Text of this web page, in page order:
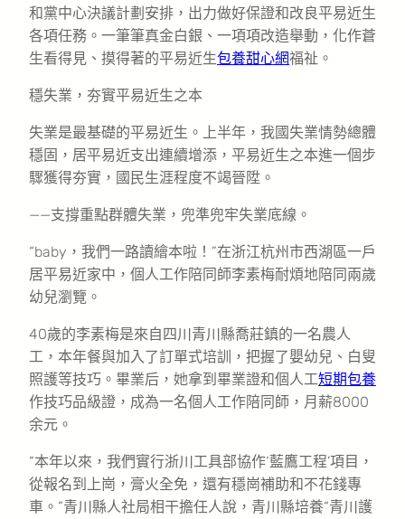
和黨中心決議計劃安排，出力做好保證和改良平易近生
各項任務。一筆筆真金白銀、一項項改造舉動，化作蒼
生看得見、摸得著的平易近生包養甜心網福祉。
穩失業，夯實平易近生之本
失業是最基礎的平易近生。上半年，我國失業情勢總體
穩固，居平易近支出連續增添，平易近生之本進一個步
驟獲得夯實，國民生涯程度不竭晉陞。
——支撐重點群體失業，兜準兜牢失業底線。
“baby，我們一路讀繪本啦！”在浙江杭州市西湖區一戶
居平易近家中，個人工作陪同師李素梅耐煩地陪同兩歲
幼兒瀏覽。
40歲的李素梅是來自四川青川縣喬莊鎮的一名農人
工，本年餐與加入了訂單式培訓，把握了嬰幼兒、白叟
照護等技巧。畢業后，她拿到畢業證和個人工短期包養
作技巧品級證，成為一名個人工作陪同師，月薪8000
余元。
“本年以來，我們實行浙川工具部協作‘藍鷹工程’項目，
從報名到上崗，膏火全免，還有穩崗補助和不花錢專
車。”青川縣人社局相干擔任人說，青川縣培養“青川護